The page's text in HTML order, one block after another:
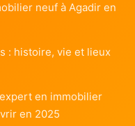
neuf à Agadir en
: histoire, vie et lieux
en immobilier
en 2025